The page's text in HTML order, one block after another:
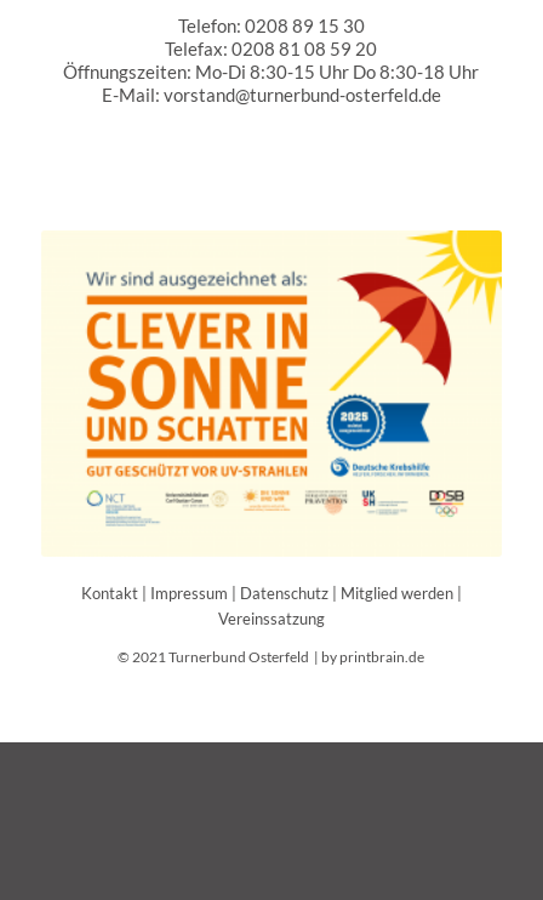
Telefon: 0208 89 15 30
Telefax: 0208 81 08 59 20
Öffnungszeiten: Mo-Di 8:30-15 Uhr Do 8:30-18 Uhr
E-Mail: vorstand@turnerbund-osterfeld.de
Kontakt| Impressum Datenschutz| Mitglied werden|
Vereinssatzung
© 2021 Turnerbund Osterfeld | by printbrain.de